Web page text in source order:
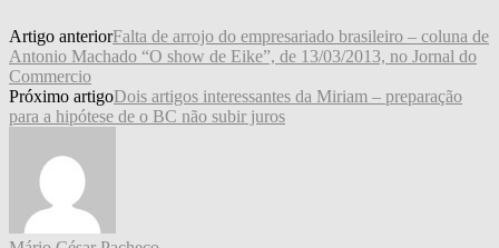
Artigo anteriorFalta de arrojo do empresariado brasileiro – coluna de
Antonio Machado “O show de Eike”, de 13/03/2013, no Jornal do
Commercio
Próximo artigoDois artigos interessantes da Miriam – preparação
para a hipótese de o BC não subir juros